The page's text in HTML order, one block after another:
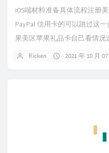
iOS端材料准备具体流程注册
PayPal 信用卡的可以跳过这
果美区苹果礼品卡自己看情况
Ricken 2021 年 10 月